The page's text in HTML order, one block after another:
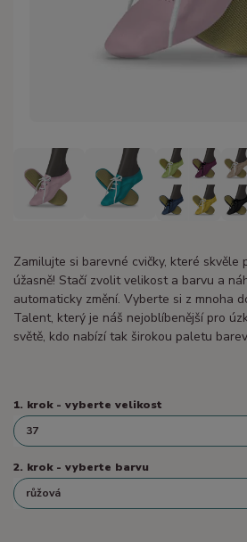
Zamilujte si barevné cvičky, které skvěle
úžasně! Stačí zvolit velikost a barvu a
automaticky změní. Vyberte si z mnoha
Talent, který je náš nejoblíbenější pro
světě, kdo nabízí tak širokou paletu
1. krok - vyberte velikost
2. krok - vyberte barvu